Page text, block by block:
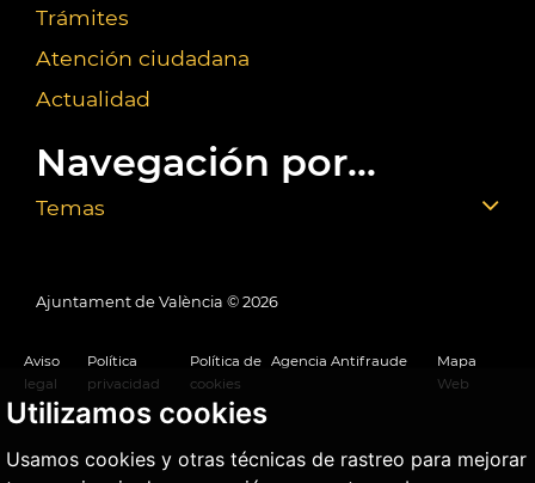
Utilizamos cookies
Usamos cookies y otras técnicas de rastreo para mejorar
Trámites
Atención ciudadana
Actualidad
Navegación por...
Temas
Ajuntament de València © 2026
Aviso
legal
Política
privacidad
Política de
cookies
Agencia Antifraude
Mapa
Web